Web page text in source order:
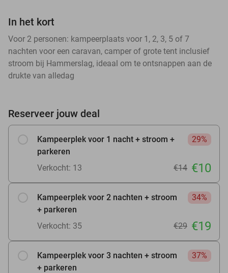
In het kort
Voor 2 personen: kampeerplaats voor 1, 2, 3, 5 of 7
nachten voor een caravan, camper of grote tent inclusief
stroom bij Hammerslag, ideaal om te ontsnappen aan de
drukte van alledag
Reserveer jouw deal
Kampeerplek voor 1 nacht + stroom +
parkeren
29%
Verkocht: 13 €14 €10
Kampeerplek voor 2 nachten + stroom
+ parkeren
34%
Verkocht: 35 €29 €19
Kampeerplek voor 3 nachten + stroom
+ parkeren
37%